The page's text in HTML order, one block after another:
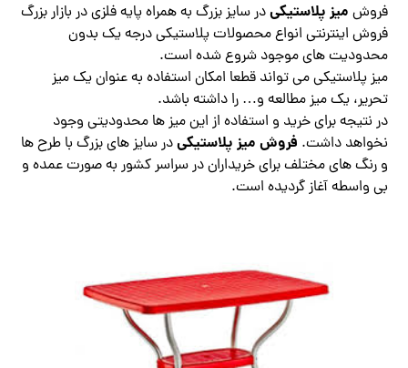
فروش میز پلاستیکیدر سایز بزرگ به همراه پایه فلزی در بازار بزرگ
فروش اینترنتی انواع محصولات پلاستیکی درجه یک بدون
محدودیت های موجود شروع شده است.
میز پلاستیکی می تواند قطعا امکان استفاده به عنوان یک میز
تحریر، یک میز مطالعه و… را داشته باشد.
در نتیجه برای خرید و استفاده از این میز ها محدودیتی وجود
نخواهد داشت. فروش میز پلاستیکیدر سایز های بزرگ با طرح ها
و رنگ های مختلف برای خریداران در سراسر کشور به صورت عمده و
بی واسطه آغاز گردیده است.